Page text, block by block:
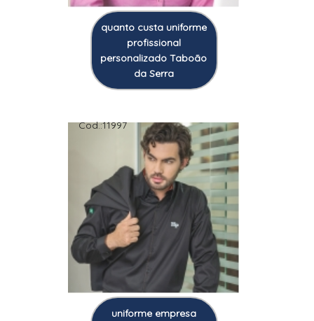
quanto custa uniforme
profissional
personalizado Taboão
da Serra
Cod.:11997
uniforme empresa